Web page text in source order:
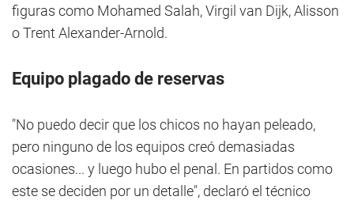
figuras como Mohamed Salah, Virgil van Dijk, Alisson
o Trent Alexander-Arnold.
Equipo plagado de reservas
"No puedo decir que los chicos no hayan peleado,
pero ninguno de los equipos creó demasiadas
ocasiones... y luego hubo el penal. En partidos como
este se deciden por un detalle", declaró el técnico